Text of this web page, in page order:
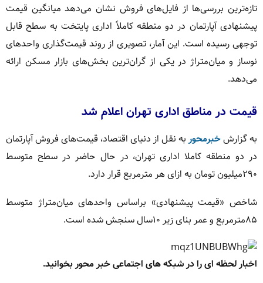
تازه‌ترین بررسی‌ها از فایل‌های فروش نشان می‌دهد میانگین قیمت
پیشنهادی آپارتمان در دو منطقه کاملاً اداری پایتخت به سطح قابل
توجهی رسیده است. این آمار، تصویری از روند قیمت‌گذاری واحدهای
نوساز و میان‌متراژ در یکی از گران‌ترین بخش‌های بازار مسکن ارائه
می‌دهد.
قیمت در مناطق اداری تهران اعلام شد
به گزارشخبرمحور به نقل از دنیای اقتصاد، قیمت‌های فروش آپارتمان
در دو منطقه کاملا اداری تهران، در حال حاضر در سطح متوسط
۲۹۰‌میلیون تومان به ازای هر مترمربع قرار دارد.
شاخص «قیمت پیشنهادی» براساس واحدهای میان‌متراژ متوسط
۸۵مترمربع و عمر بنای زیر ۱۰سال سنجش شده است.
اخبار لحظه ای را در شبکه های اجتماعی خبر محور بخوانید.